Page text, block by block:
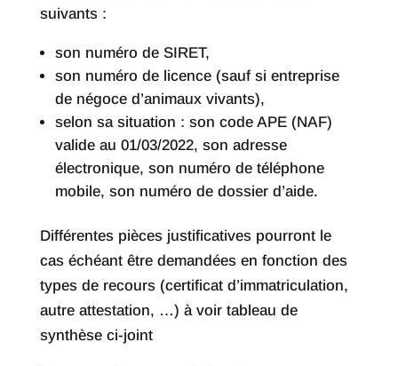
suivants :
son numéro de SIRET,
son numéro de licence (sauf si entreprise
de négoce d’animaux vivants),
selon sa situation : son code APE (NAF)
valide au 01/03/2022, son adresse
électronique, son numéro de téléphone
mobile, son numéro de dossier d’aide.
Différentes pièces justificatives pourront le
cas échéant être demandées en fonction des
types de recours (certificat d’immatriculation,
autre attestation, …) à voir tableau de
synthèse ci-joint